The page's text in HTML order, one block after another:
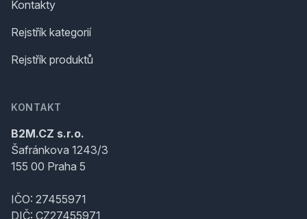
Kontakty
Rejstřík kategorií
Rejstřík produktů
KONTAKT
B2M.CZ s.r.o.
Šafránkova 1243/3
155 00 Praha 5
IČO: 27455971
DIČ: CZ27455971